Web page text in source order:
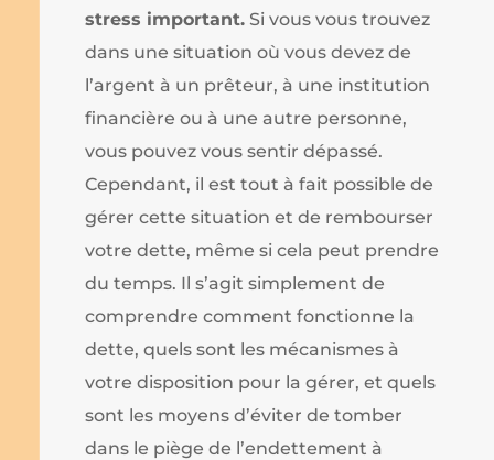
stress important. Si vous vous trouvez
dans une situation où vous devez de
l’argent à un prêteur, à une institution
financière ou à une autre personne,
vous pouvez vous sentir dépassé.
Cependant, il est tout à fait possible de
gérer cette situation et de rembourser
votre dette, même si cela peut prendre
du temps. Il s’agit simplement de
comprendre comment fonctionne la
dette, quels sont les mécanismes à
votre disposition pour la gérer, et quels
sont les moyens d’éviter de tomber
dans le piège de l’endettement à